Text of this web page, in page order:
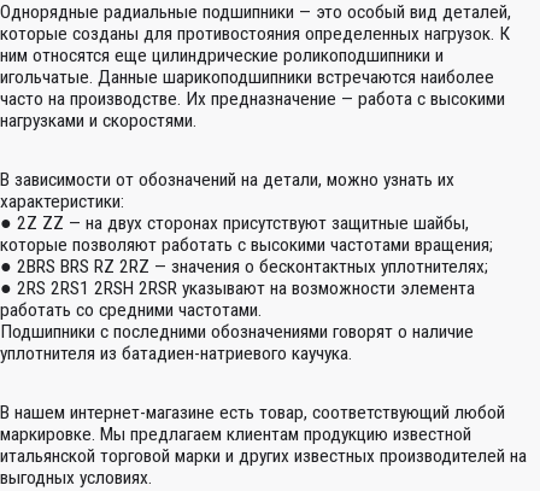
Однорядные радиальные подшипники — это особый вид деталей,
которые созданы для противостояния определенных нагрузок. К
ним относятся еще цилиндрические роликоподшипники и
игольчатые. Данные шарикоподшипники встречаются наиболее
часто на производстве. Их предназначение — работа с высокими
нагрузками и скоростями.
В зависимости от обозначений на детали, можно узнать их
характеристики:
● 2Z ZZ — на двух сторонах присутствуют защитные шайбы,
которые позволяют работать с высокими частотами вращения;
● 2BRS BRS RZ 2RZ — значения о бесконтактных уплотнителях;
● 2RS 2RS1 2RSH 2RSR указывают на возможности элемента
работать со средними частотами.
Подшипники с последними обозначениями говорят о наличие
уплотнителя из батадиен-натриевого каучука.
В нашем интернет-магазине есть товар, соответствующий любой
маркировке. Мы предлагаем клиентам продукцию известной
итальянской торговой марки и других известных производителей на
выгодных условиях.